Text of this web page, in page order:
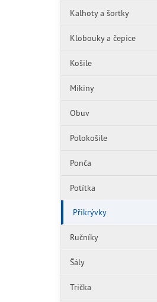
Kalhoty a šortky
Klobouky a čepice
Košile
Mikiny
Obuv
Polokošile
Ponča
Potítka
Přikrývky
Ručníky
Šály
Trička